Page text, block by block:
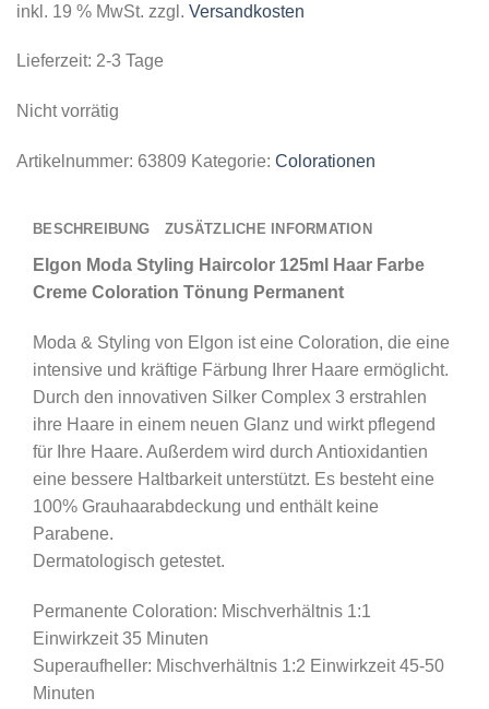
inkl. 19 % MwSt. zzgl. Versandkosten
Lieferzeit: 2-3 Tage
Nicht vorrätig
Artikelnummer: 63809 Kategorie: Colorationen
BESCHREIBUNG ZUSÄTZLICHE INFORMATION
Elgon Moda Styling Haircolor 125ml Haar Farbe
Creme Coloration Tönung Permanent
Moda & Styling von Elgon ist eine Coloration, die eine
intensive und kräftige Färbung Ihrer Haare ermöglicht.
Durch den innovativen Silker Complex 3 erstrahlen
ihre Haare in einem neuen Glanz und wirkt pflegend
für Ihre Haare. Außerdem wird durch Antioxidantien
eine bessere Haltbarkeit unterstützt. Es besteht eine
100% Grauhaarabdeckung und enthält keine
Parabene.
Dermatologisch getestet.
Permanente Coloration: Mischverhältnis 1:1
Einwirkzeit 35 Minuten
Superaufheller: Mischverhältnis 1:2 Einwirkzeit 45-50
Minuten